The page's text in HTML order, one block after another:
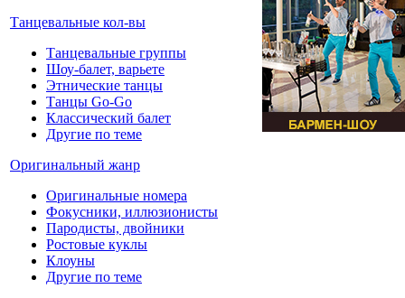
Танцевальные кол-вы
Танцевальные группы
Шоу-балет, варьете
Этнические танцы
Танцы Go-Go
Классический балет
Другие по теме
Оригинальный жанр
Оригинальные номера
Фокусники, иллюзионисты
Пародисты, двойники
Ростовые куклы
Клоуны
Другие по теме